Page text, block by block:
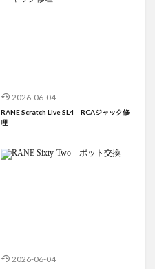
2026-06-04
RANE Scratch Live SL4 – RCAジャック修
理
2026-06-04